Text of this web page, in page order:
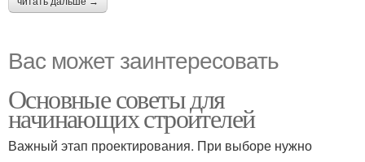
Вас может заинтересовать
Основные советы для
начинающих строителей
Важный этап проектирования. При выборе нужно